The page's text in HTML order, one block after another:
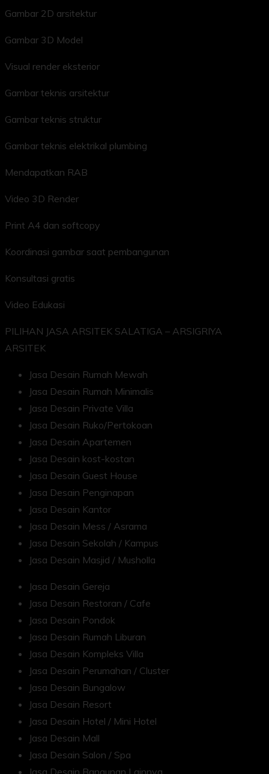
Gambar 2D arsitektur
Gambar 3D Model
Visual render eksterior
Gambar teknis arsitektur
Gambar teknis struktur
Gambar teknis elektrikal plumbing
Mendapatkan RAB
Video 3D Render
Print A4 dan softcopy
Koordinasi gambar saat pembangunan
Konsultasi gratis
Video Edukasi
PILIHAN JASA ARSITEK SALATIGA – ARSIGRIYA
ARSITEK
Jasa Desain Rumah Mewah
Jasa Desain Rumah Minimalis
Jasa Desain Private Villa
Jasa Desain Ruko/Pertokoan
Jasa Desain Apartemen
Jasa Desain kost-kostan
Jasa Desain Guest House
Jasa Desain Penginapan
Jasa Desain Kantor
Jasa Desain Mess / Asrama
Jasa Desain Sekolah / Kampus
Jasa Desain Masjid / Musholla
Jasa Desain Gereja
Jasa Desain Restoran / Cafe
Jasa Desain Pondok
Jasa Desain Rumah Liburan
Jasa Desain Kompleks Villa
Jasa Desain Perumahan / Cluster
Jasa Desain Bungalow
Jasa Desain Resort
Jasa Desain Hotel / Mini Hotel
Jasa Desain Mall
Jasa Desain Salon / Spa
Jasa Desain Bangunan Lainnya